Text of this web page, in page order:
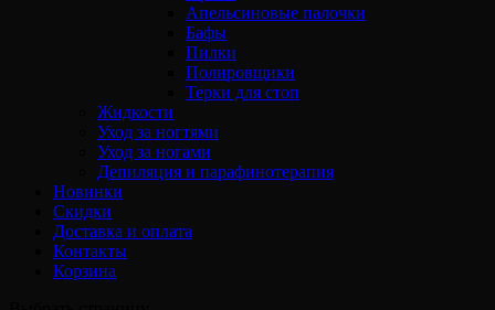
Апельсиновые палочки
Бафы
Пилки
Полировщики
Терки для стоп
Жидкости
Уход за ногтями
Уход за ногами
Депиляция и парафинотерапия
Новинки
Скидки
Доставка и оплата
Контакты
Корзина